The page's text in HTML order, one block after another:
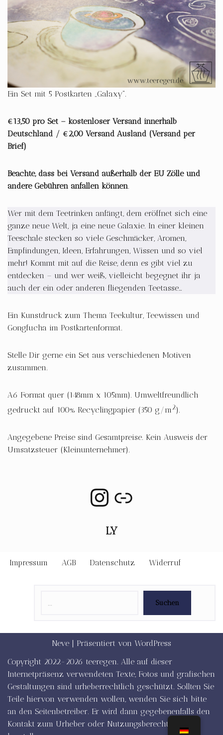
Ein Set mit 5 Postkarten „Galaxy“.
€13,50 pro Set – kostenloser Versand innerhalb
Deutschland / €2,00 Versand Ausland (Versand per
Brief)
Beachte, dass bei Versand außerhalb der EU Zölle und
andere Gebühren anfallen können.
Wer mit dem Teetrinken anfängt, dem eröffnet sich eine
ganze neue Welt, ja eine neue Galaxie. In einer kleinen
Teeschale stecken so viele Geschmäcker, Aromen,
Empfindungen, Ideen, Erfahrungen, Wissen und so viel
mehr! Kommt mit auf die Reise, denn es gibt viel zu
entdecken – und wer weiß, vielleicht begegnet ihr ja
auch der ein oder anderen fliegenden Teetasse…
Ein Kunstdruck zum Thema Teekultur, Teewissen und
Gongfucha im Postkartenformat.
Stelle Dir gerne ein Set aus verschiedenen Motiven
zusammen.
A6 Format quer (148mm x 105mm). Umweltfreundlich
gedruckt auf 100% Recyclingpapier (350 g/m2).
Angegebene Preise sind Gesamtpreise. Kein Ausweis der
Umsatzsteuer (Kleinunternehmer).
LY
Impressum AGB Datenschutz Widerruf
Suchen
Neve | Präsentiert von WordPress
Copyright 2022-2026 teeregen. Alle auf dieser
Internetpräsenz verwendeten Texte, Fotos und grafischen
Gestaltungen sind urheberrechtlich geschützt. Sollten Sie
Teile hiervon verwenden wollen, wenden Sie sich bitte
an den Seitenbetreiber. Er wird dann gegebenenfalls den
Kontakt zum Urheber oder Nutzungsberechtigten